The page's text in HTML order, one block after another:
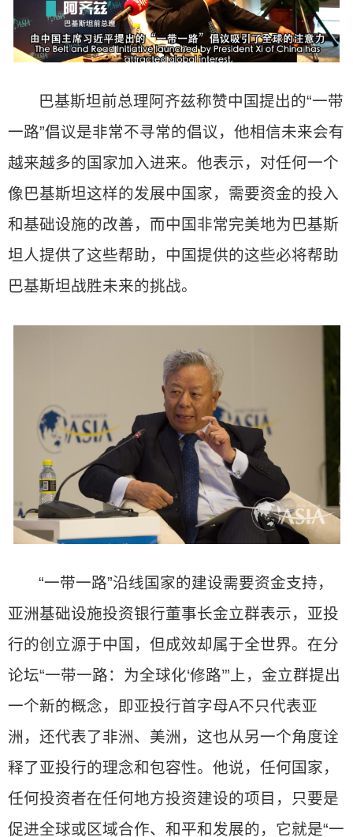
巴基斯坦前总理阿齐兹称赞中国提出的“一带
一路”倡议是非常不寻常的倡议，他相信未来会有
越来越多的国家加入进来。他表示，对任何一个
像巴基斯坦这样的发展中国家，需要资金的投入
和基础设施的改善，而中国非常完美地为巴基斯
坦人提供了这些帮助，中国提供的这些必将帮助
巴基斯坦战胜未来的挑战。
“一带一路”沿线国家的建设需要资金支持，
亚洲基础设施投资银行董事长金立群表示，亚投
行的创立源于中国，但成效却属于全世界。在分
论坛“一带一路：为全球化‘修路’”上，金立群提出
一个新的概念，即亚投行首字母A不只代表亚
洲，还代表了非洲、美洲，这也从另一个角度诠
释了亚投行的理念和包容性。他说，任何国家，
任何投资者在任何地方投资建设的项目，只要是
促进全球或区域合作、和平和发展的，它就是“一